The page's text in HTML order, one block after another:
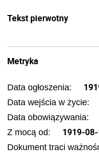
Tekst pierwotny
Metryka
Data ogłoszenia:
Data wejścia w życie:
Data obowiązywania:
Z mocą od: 1919-
Dokument traci